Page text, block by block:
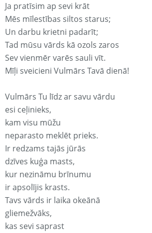
Ja pratīsim ap sevi krāt
Mēs mīlestības siltos starus;
Un darbu krietni padarīt;
Tad mūsu vārds kā ozols zaros
Sev vienmēr varēs sauli vīt.
Mīļi sveicieni Vulmārs Tavā dienā!
Vulmārs Tu līdz ar savu vārdu
esi ceļinieks,
kam visu mūžu
neparasto meklēt prieks.
Ir redzams tajās jūrās
dzīves kuģa masts,
kur nezināmu brīnumu
ir apsolījis krasts.
Tavs vārds ir laika okeānā
gliemežvāks,
kas sevi saprast